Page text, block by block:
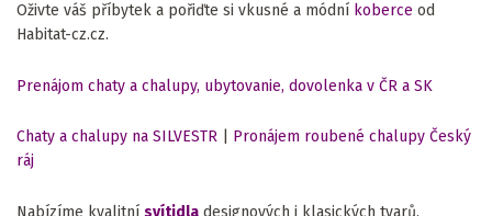
Oživte váš příbytek a pořiďte si vkusné a módní koberce od
Habitat-cz.cz.
Prenájom chaty a chalupy, ubytovanie, dovolenka v ČR a SK
Chaty a chalupy na SILVESTR
Pronájem roubené chalupy Český
ráj
Nabízíme kvalitní svítidla designových i klasických tvarů.